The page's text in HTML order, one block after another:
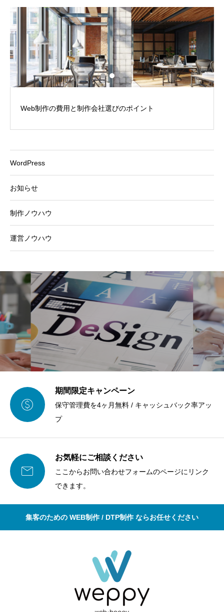
Web制作の費用と制作会社選びのポイント
WordPress
お知らせ
制作ノウハウ
運営ノウハウ

期間限定キャンペーン
保守管理費を4ヶ月無料 / キャッシュバック率アッ
プ

お気軽にご相談ください
ここからお問い合わせフォームのページにリンク
できます。
集客のための WEB制作 / DTP制作 ならお任せください